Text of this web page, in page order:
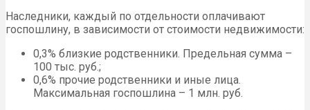
Наследники, каждый по отдельности оплачивают
госпошлину, в зависимости от стоимости недвижимости:
0,3% близкие родственники. Предельная сумма –
100 тыс. руб.;
0,6% прочие родственники и иные лица.
Максимальная госпошлина – 1 млн. руб.